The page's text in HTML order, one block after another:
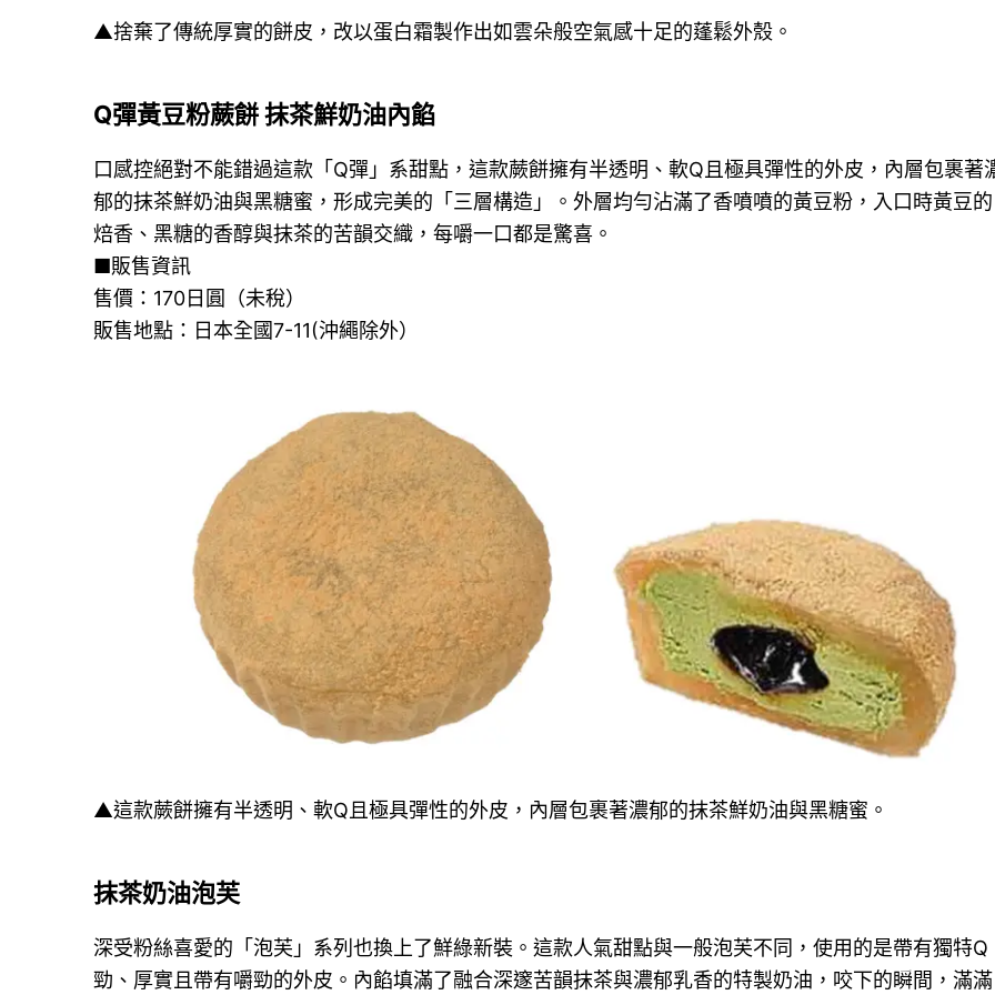
▲捨棄了傳統厚實的餅皮，改以蛋白霜製作出如雲朵般空氣感十足的蓬鬆外殼。
Q彈黃豆粉蕨餅 抹茶鮮奶油內餡
口感控絕對不能錯過這款「Q彈」系甜點，這款蕨餅擁有半透明、軟Q且極具彈性的外皮，內層包裹著
郁的抹茶鮮奶油與黑糖蜜，形成完美的「三層構造」。外層均勻沾滿了香噴噴的黃豆粉，入口時黃豆的
焙香、黑糖的香醇與抹茶的苦韻交織，每嚼一口都是驚喜。
■販售資訊
售價：170日圓（未稅）
販售地點：日本全國7-11(沖繩除外）
▲這款蕨餅擁有半透明、軟Q且極具彈性的外皮，內層包裹著濃郁的抹茶鮮奶油與黑糖蜜。
抹茶奶油泡芙
深受粉絲喜愛的「泡芙」系列也換上了鮮綠新裝。這款人氣甜點與一般泡芙不同，使用的是帶有獨特Q
勁、厚實且帶有嚼勁的外皮。內餡填滿了融合深邃苦韻抹茶與濃郁乳香的特製奶油，咬下的瞬間，滿滿